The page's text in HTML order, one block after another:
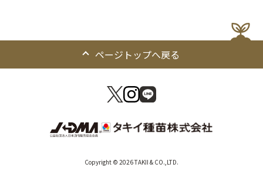
ページトップへ戻る
Copyright © 2026 TAKII & CO.,LTD.